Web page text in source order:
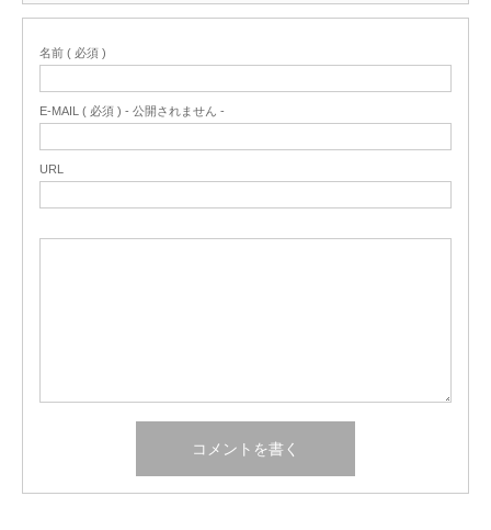
名前 ( 必須 )
E-MAIL ( 必須 ) - 公開されません -
URL